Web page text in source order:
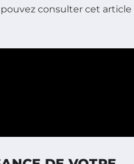
consulter cet article